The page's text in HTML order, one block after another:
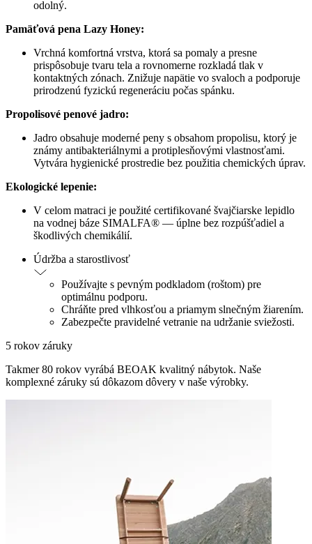
odolný.
Pamäťová pena Lazy Honey:
Vrchná komfortná vrstva, ktorá sa pomaly a presne
prispôsobuje tvaru tela a rovnomerne rozkladá tlak v
kontaktných zónach. Znižuje napätie vo svaloch a podporuje
prirodzenú fyzickú regeneráciu počas spánku.
Propolisové penové jadro:
Jadro obsahuje moderné peny s obsahom propolisu, ktorý je
známy antibakteriálnymi a protiplesňovými vlastnosťami.
Vytvára hygienické prostredie bez použitia chemických úprav.
Ekologické lepenie:
V celom matraci je použité certifikované švajčiarske lepidlo
na vodnej báze SIMALFA® — úplne bez rozpúšťadiel a
škodlivých chemikálií.
Údržba a starostlivosť
Používajte s pevným podkladom (roštom) pre
optimálnu podporu.
Chráňte pred vlhkosťou a priamym slnečným žiarením.
Zabezpečte pravidelné vetranie na udržanie sviežosti.
5 rokov záruky
Takmer 80 rokov vyrábá BEOAK kvalitný nábytok. Naše
komplexné záruky sú dôkazom dôvery v naše výrobky.